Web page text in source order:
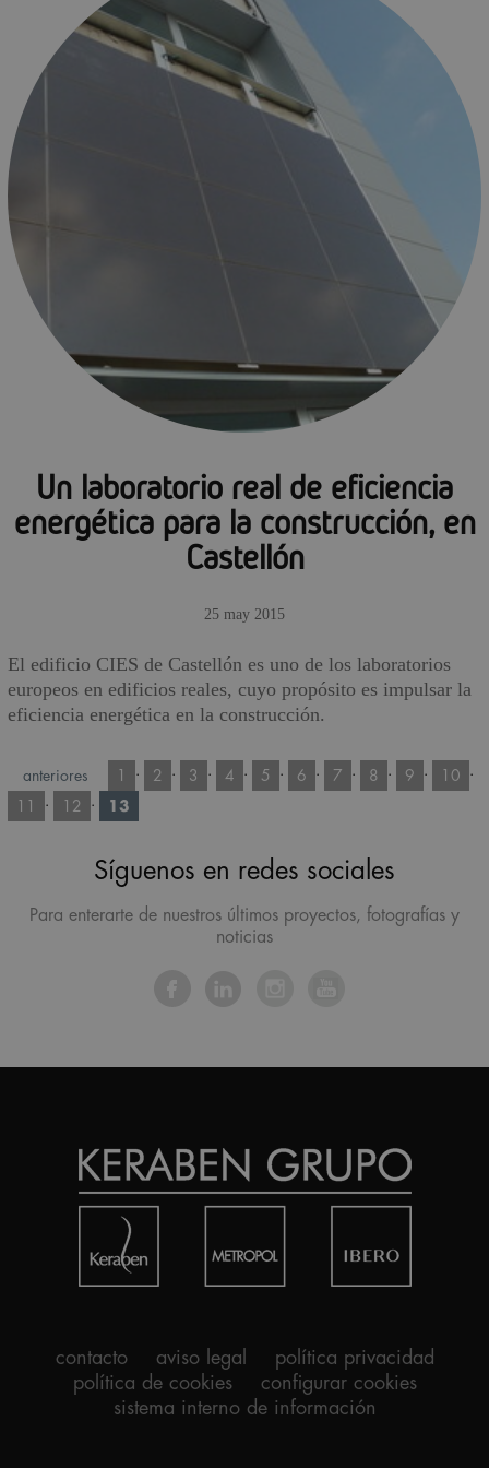
Un laboratorio real de eficiencia
energética para la construcción, en
Castellón
25 may 2015
El edificio CIES de Castellón es uno de los laboratorios
europeos en edificios reales, cuyo propósito es impulsar la
eficiencia energética en la construcción.
anteriores · 2 · 3 · 4 · 5 · 6 · 7 · 8 · 9 · 10 ·
· 12 · 13
Síguenos en redes sociales
Para enterarte de nuestros últimos proyectos, fotografías y
noticias
contacto aviso legal
política privacidad
política de cookies
configurar cookies
sistema interno de información